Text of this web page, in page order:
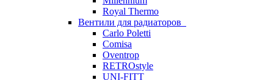
Royal Thermo
Вентили для радиаторов
Carlo Poletti
Comisa
Oventrop
RETROstyle
UNI-FITT